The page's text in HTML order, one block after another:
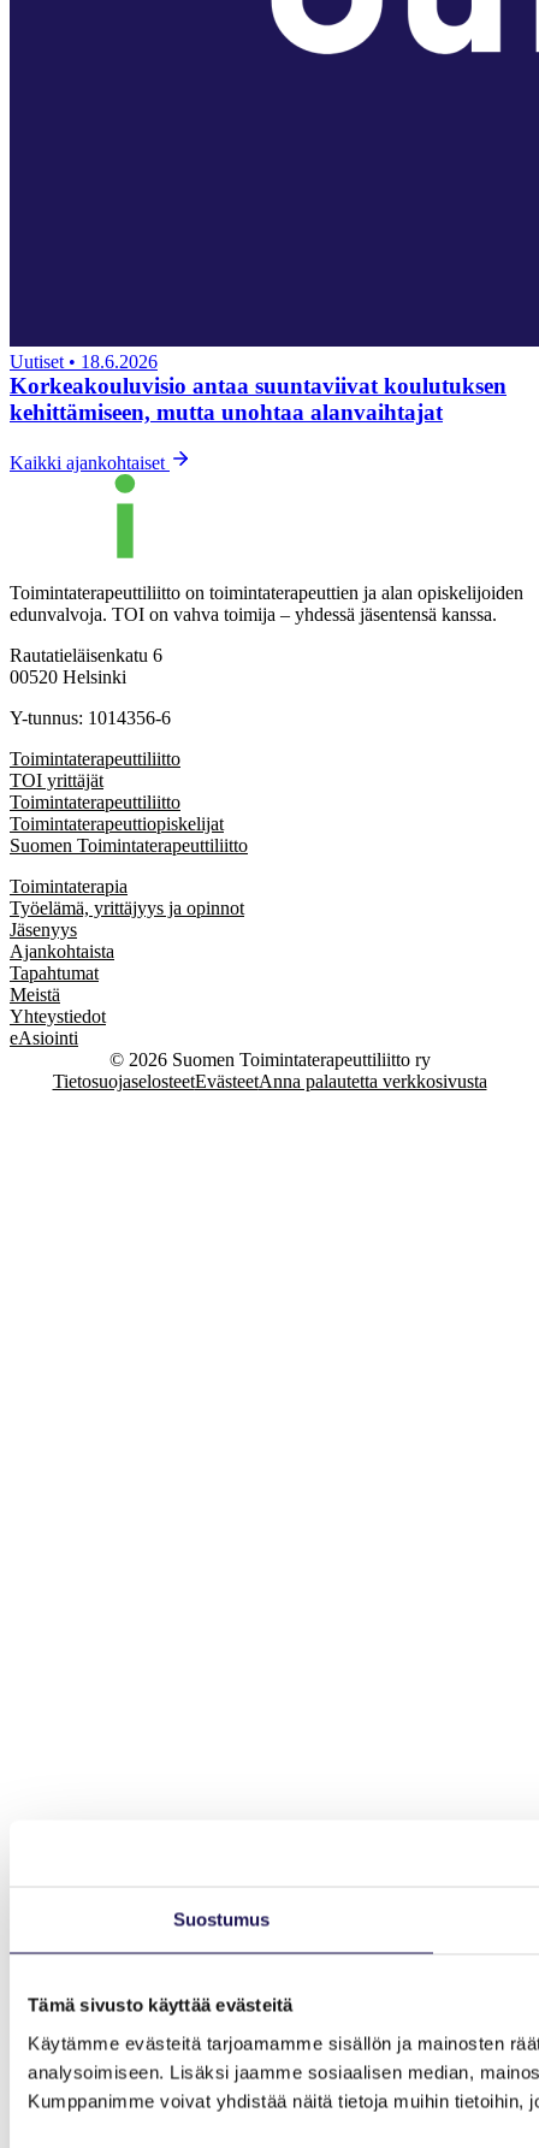
Suostumus
Tämä sivusto käyttää evästeitä
Käytämme evästeitä tarjoamamme sisällön ja mainosten
analysoimiseen. Lisäksi jaamme sosiaalisen median,
Kumppanimme voivat yhdistää näitä tietoja muihin tietoihin,
Uutiset • 18.6.2026
Korkeakouluvisio antaa suuntaviivat koulutuksen
kehittämiseen, mutta unohtaa alanvaihtajat
Kaikki ajankohtaiset
Toimintaterapeuttiliitto on toimintaterapeuttien ja alan opiskelijoiden
edunvalvoja. TOI on vahva toimija – yhdessä jäsentensä kanssa.
Rautatieläisenkatu 6
00520 Helsinki
Y-tunnus: 1014356-6
Toimintaterapeuttiliitto
TOI yrittäjät
Toimintaterapeuttiliitto
Toimintaterapeuttiopiskelijat
Suomen Toimintaterapeuttiliitto
Toimintaterapia
Työelämä, yrittäjyys ja opinnot
Jäsenyys
Ajankohtaista
Tapahtumat
Meistä
Yhteystiedot
eAsiointi
© 2026 Suomen Toimintaterapeuttiliitto ry
TietosuojaselosteetEvästeetAnna palautetta verkkosivusta